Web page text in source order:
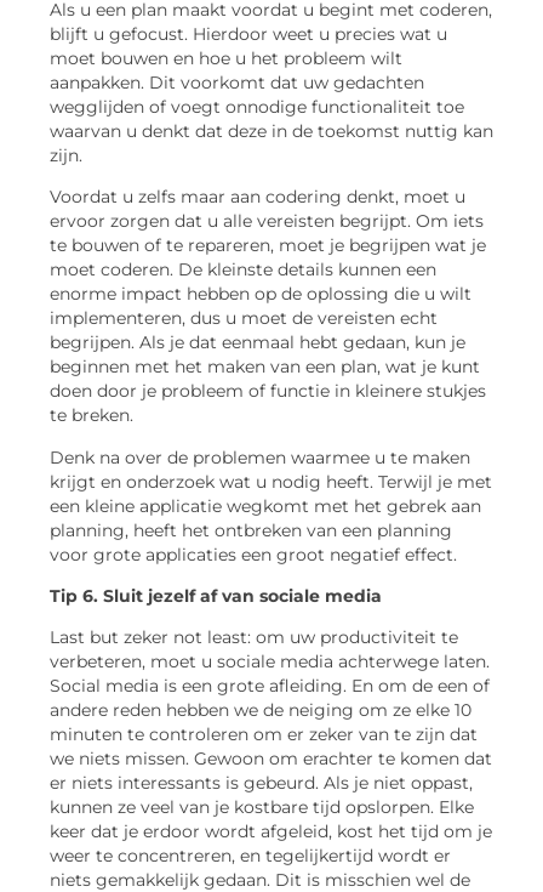
Als u een plan maakt voordat u begint met coderen,
blijft u gefocust. Hierdoor weet u precies wat u
moet bouwen en hoe u het probleem wilt
aanpakken. Dit voorkomt dat uw gedachten
wegglijden of voegt onnodige functionaliteit toe
waarvan u denkt dat deze in de toekomst nuttig kan
zijn.
Voordat u zelfs maar aan codering denkt, moet u
ervoor zorgen dat u alle vereisten begrijpt. Om iets
te bouwen of te repareren, moet je begrijpen wat je
moet coderen. De kleinste details kunnen een
enorme impact hebben op de oplossing die u wilt
implementeren, dus u moet de vereisten echt
begrijpen. Als je dat eenmaal hebt gedaan, kun je
beginnen met het maken van een plan, wat je kunt
doen door je probleem of functie in kleinere stukjes
te breken.
Denk na over de problemen waarmee u te maken
krijgt en onderzoek wat u nodig heeft. Terwijl je met
een kleine applicatie wegkomt met het gebrek aan
planning, heeft het ontbreken van een planning
voor grote applicaties een groot negatief effect.
Tip 6. Sluit jezelf af van sociale media
Last but zeker not least: om uw productiviteit te
verbeteren, moet u sociale media achterwege laten.
Social media is een grote afleiding. En om de een of
andere reden hebben we de neiging om ze elke 10
minuten te controleren om er zeker van te zijn dat
we niets missen. Gewoon om erachter te komen dat
er niets interessants is gebeurd. Als je niet oppast,
kunnen ze veel van je kostbare tijd opslorpen. Elke
keer dat je erdoor wordt afgeleid, kost het tijd om je
weer te concentreren, en tegelijkertijd wordt er
niets gemakkelijk gedaan. Dit is misschien wel de